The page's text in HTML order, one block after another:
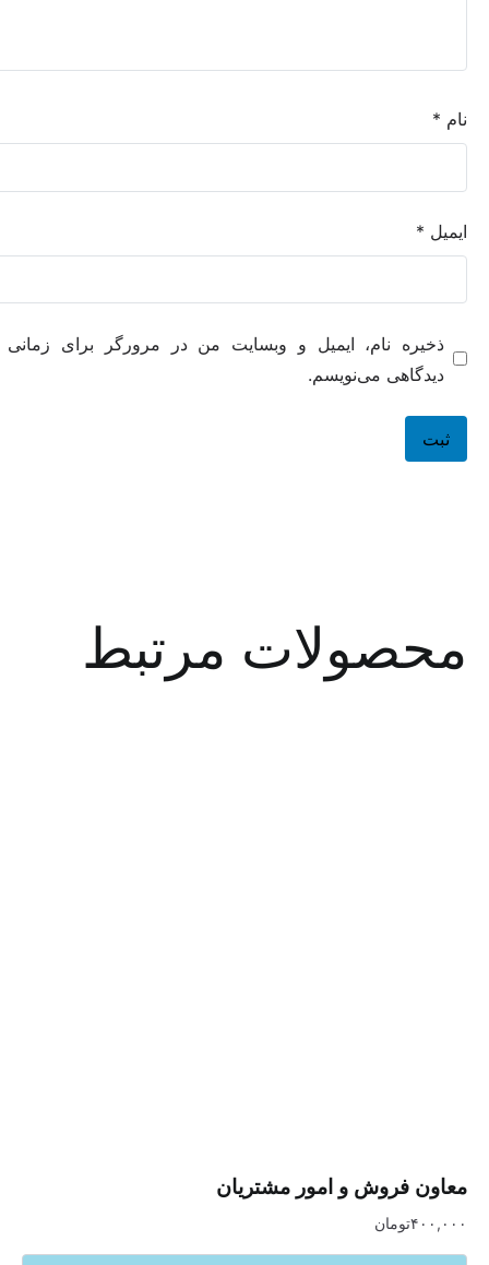
نام، ایمیل و وبسایت من در مرورگر برای زمانی که دوباره
می‌نویسم.
مرتبط
و امور مشتریان
تومان